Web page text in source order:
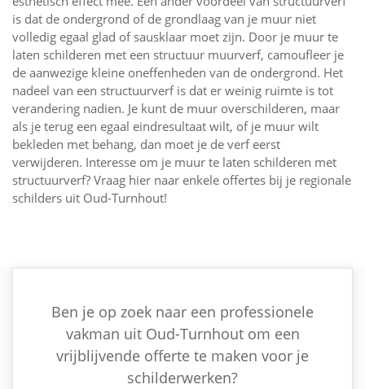
is dat de ondergrond of de grondlaag van je muur niet
volledig egaal glad of sausklaar moet zijn. Door je muur te
laten schilderen met een structuur muurverf, camoufleer je
de aanwezige kleine oneffenheden van de ondergrond. Het
nadeel van een structuurverf is dat er weinig ruimte is tot
verandering nadien. Je kunt de muur overschilderen, maar
als je terug een egaal eindresultaat wilt, of je muur wilt
bekleden met behang, dan moet je de verf eerst
verwijderen. Interesse om je muur te laten schilderen met
structuurverf? Vraag hier naar enkele offertes bij je regionale
schilders uit Oud-Turnhout!
Ben je op zoek naar een professionele
vakman uit Oud-Turnhout om een
vrijblijvende offerte te maken voor je
schilderwerken?